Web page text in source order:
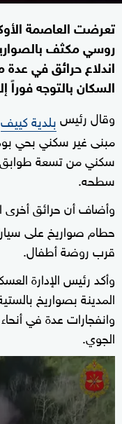
تعرضت العاصمة
روسي مكثف
اندلاع حرائق في
السكان بالتوجه فوراً
وقال رئيسبلدية كييف
مبنى غير سكني بحي
سكني من تسعة
سطحه.
وأضاف أن حرائق
حطام صواريخ على
قرب روضة أطفال.
وأكد رئيس الإدارة
المدينة بصواريخ
وانفجارات عدة في
الجوي.